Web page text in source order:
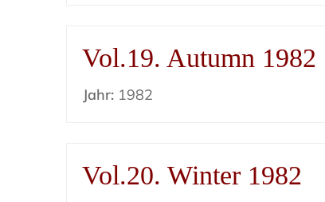
Vol.19. Autumn 1982
Jahr: 1982
Vol.20. Winter 1982